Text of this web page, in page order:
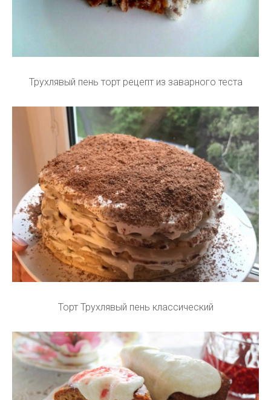
Трухлявый пень торт рецепт из заварного теста
Торт Трухлявый пень классический